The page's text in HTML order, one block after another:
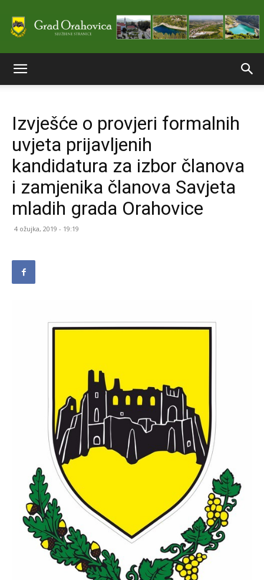
stranice
Grada
Izvješće o provjeri formalnih
uvjeta prijavljenih
kandidatura za izbor članova
i zamjenika članova Savjeta
mladih grada Orahovice
4 ožujka, 2019 - 19:19